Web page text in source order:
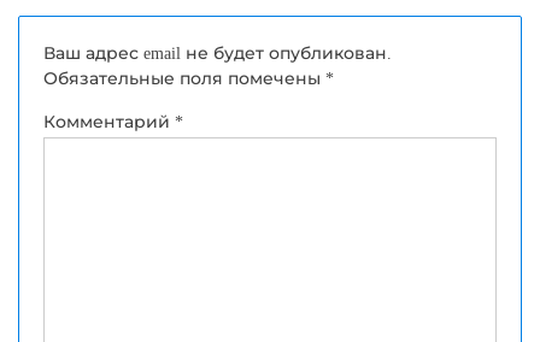
Ваш адрес email не будет опубликован.
Обязательные поля помечены *
Комментарий *